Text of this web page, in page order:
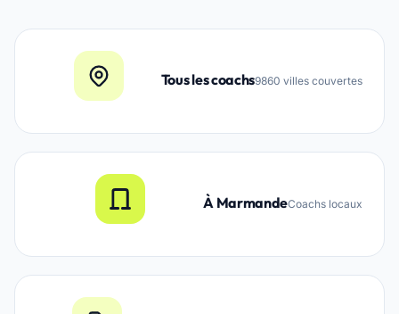
Tous les coachs9860 villes couvertes
À MarmandeCoachs locaux